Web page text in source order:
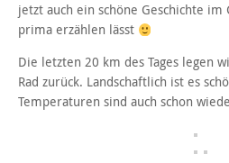
jetzt auch ein schöne Geschichte im
prima erzählen lässt
Die letzten 20 km des Tages legen
Rad zurück. Landschaftlich ist es
Temperaturen sind auch schon